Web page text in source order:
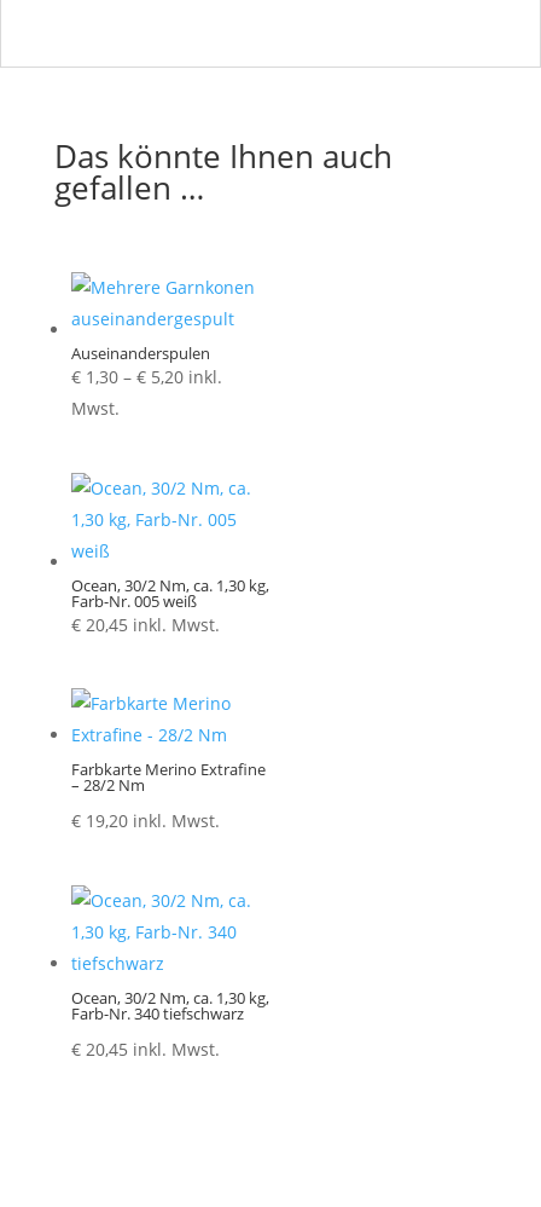
Das könnte Ihnen auch
gefallen …
Auseinanderspulen
€1,30 – €5,20Preisspanne:
inkl.
Mwst.
Ocean, 30/2 Nm, ca. 1,30 kg,
Farb-Nr. 005 weiß
€20,45 inkl. Mwst.
Farbkarte Merino Extrafine
– 28/2 Nm
€19,20 inkl. Mwst.
Ocean, 30/2 Nm, ca. 1,30 kg,
Farb-Nr. 340 tiefschwarz
€20,45 inkl. Mwst.